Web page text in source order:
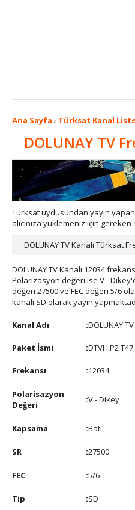
Ana Sayfa › Türksat Kanal
DOLUNAY TV
Türksat uydusundan yayın yapan
alıcınıza yüklemeniz için
DOLUNAY TV Kanalı Türksat
DOLUNAY TV Kanalı 12034
Polarizasyon değeri ise V -
değeri 27500 ve FEC değeri 5/6
kanalı SD olarak yayın
Kanal Adı :DOLUNAY TV
Paket İsmi :DTVH P2 T47
Frekansı :12034
Polarisazyon
Değeri
:V - Dikey
Kapsama :Batı
SR :27500
FEC :5/6
Tip :SD